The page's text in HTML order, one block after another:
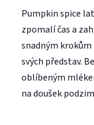
Pumpkin spice
zpomalí čas a
snadným
svých představ.
oblíbeným
na doušek